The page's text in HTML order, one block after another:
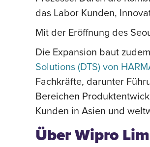
das Labor Kunden,
Mit der Eröffnung des
Die Expansion baut
Solutions (DTS) von
Fachkräfte, darunter
Bereichen
Kunden in Asien und
Über Wipro